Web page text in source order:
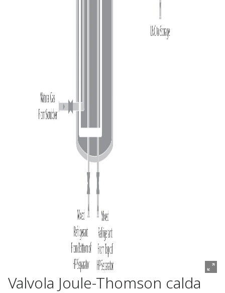
Valvola Joule-Thomson calda